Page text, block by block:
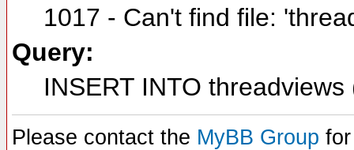
1017 - Can't find file:
Query:
INSERT INTO
Please contact the MyBB Group